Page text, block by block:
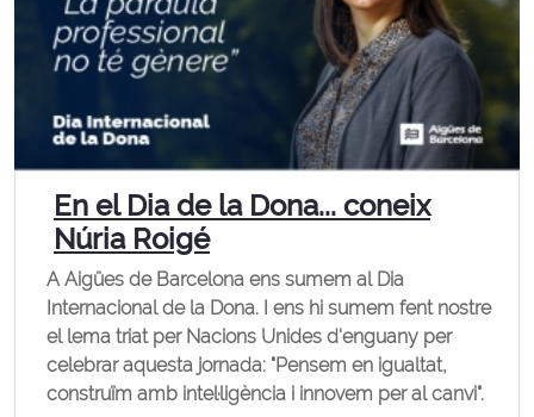
En el Dia de la Dona... coneix
Núria Roigé
A Aigües de Barcelona ens sumem al Dia
Internacional de la Dona. I ens hi sumem fent nostre
el lema triat per Nacions Unides d'enguany per
celebrar aquesta jornada: "Pensem en igualtat,
construïm amb intel·ligència i innovem per al canvi".